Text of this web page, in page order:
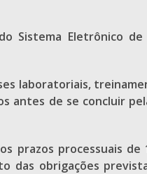
Eletrônico de
laboratoriais,
de se concluir
prazos processuais
das obrigações